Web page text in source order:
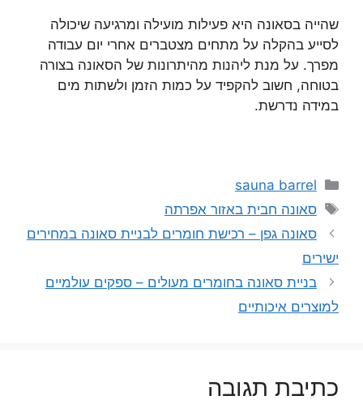
שהייה בסאונה היא פעילות מועילה ומרגיעה שיכולה
לסייע בהקלה על מתחים מצטברים אחרי יום עבודה
מפרך. על מנת ליהנות מהיתרונות של הסאונה בצורה
בטוחה, חשוב להקפיד על כמות הזמן ולשתות מים
במידה נדרשת.
קטגוריות
sauna barrel
תגיות
סאונה חבית באזור אפרתה
סאונה גפן – רכישת חומרים לבניית סאונה במחירים
ישירים
בניית סאונה בחומרים מעולים – ספקים עולמיים
למוצרים איכותיים
כתיבת תגובה